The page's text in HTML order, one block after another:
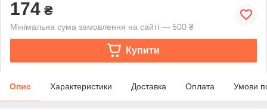
174 ₴
Мінімальна сума замовлення на сайті — 500 ₴
Купити
Опис Характеристики Доставка Оплата Умови